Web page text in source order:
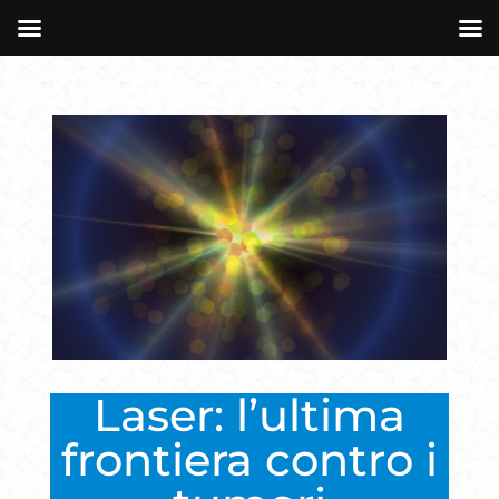
Laser: l’ultima
frontiera contro i